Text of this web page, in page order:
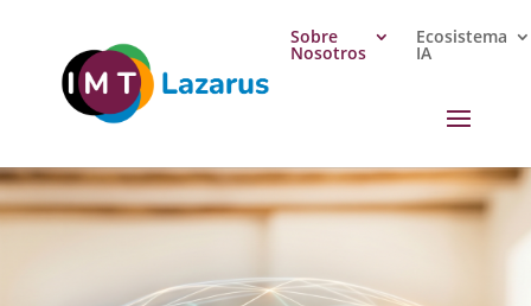
Sobre
Nosotros
Ecosistema
IA